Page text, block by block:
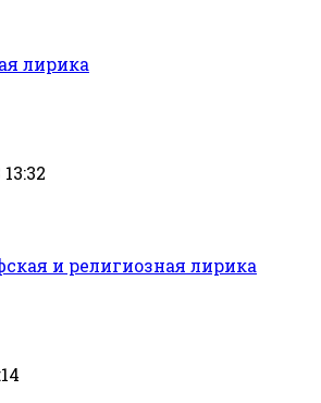
лирика
и религиозная лирика